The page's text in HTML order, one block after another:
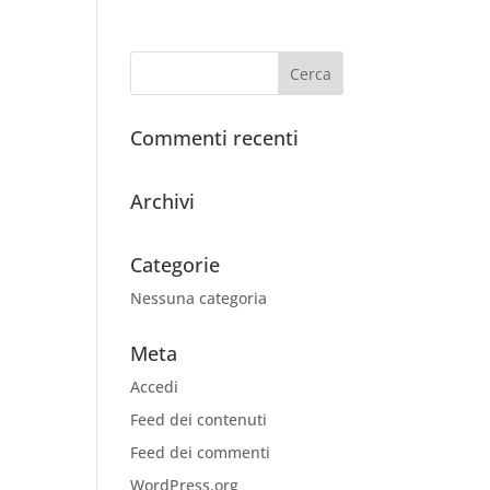
Commenti recenti
Archivi
Categorie
Nessuna categoria
Meta
Accedi
Feed dei contenuti
Feed dei commenti
WordPress.org